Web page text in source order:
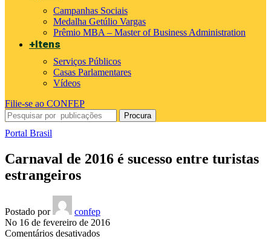
Campanhas Sociais
Medalha Getúlio Vargas
Prêmio MBA – Master of Business Administration
+Itens
Serviços Públicos
Casas Parlamentares
Vídeos
Filie-se ao CONFEP
Procura
Portal Brasil
Carnaval de 2016 é sucesso entre turistas
estrangeiros
Postado por
confep
No 16 de fevereiro de 2016
Comentários desativadosem